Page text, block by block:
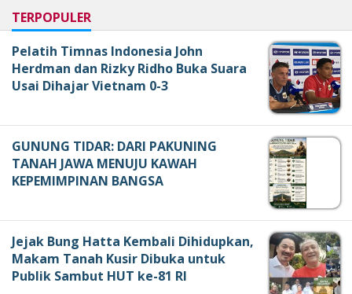
TERPOPULER
Pelatih Timnas Indonesia John
Herdman dan Rizky Ridho Buka Suara
Usai Dihajar Vietnam 0-3
GUNUNG TIDAR: DARI PAKUNING
TANAH JAWA MENUJU KAWAH
KEPEMIMPINAN BANGSA
Jejak Bung Hatta Kembali Dihidupkan,
Makam Tanah Kusir Dibuka untuk
Publik Sambut HUT ke-81 RI